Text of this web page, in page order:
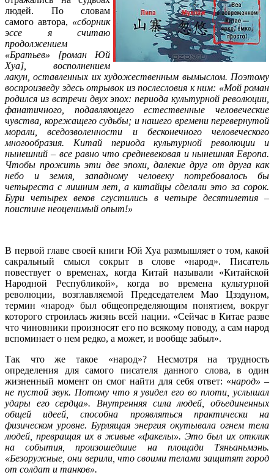
людей. По словам
самого автора, «сборник
эссе я считаю
продолжением
«Братьев» [роман Юй
Хуа], восполнением
лакун, оставленных их художественным вымыслом. Поэтому
воспроизведу здесь отрывок из послесловия к ним: «Мой роман
родился из встречи двух эпох: периода культурной революции,
фанатичного, подавляющего естественные человеческие
чувства, корежащего судьбы; и нашего времени перевернутой
морали, вседозволенности и бесконечного человеческого
многообразия. Китай периода культурной революции и
нынешний – все равно что средневековая и нынешняя Европа.
Чтобы прожить эти две эпохи, далекие друг от друга как
небо и земля, западному человеку потребовалось бы
четыреста с лишним лет, а китайцы сделали это за сорок.
Бури четырех веков сгустились в четыре десятилетия –
поистине неоценимый опыт!»
В первой главе своей книги Юй Хуа размышляет о том, какой
сакральный смысл сокрыт в слове «народ». Писатель
повествует о временах, когда Китай называли «Китайской
Народной Республикой», когда во времена культурной
революции, возглавляемой Председателем Мао Цзэдуном,
термин «народ» был общеопределяющим понятием, вокруг
которого строилась жизнь всей нации. «Сейчас в Китае разве
что чиновники произносят его по всякому поводу, а сам народ
вспоминает о нем редко, а может, и вообще забыл».
Так что же такое «народ»? Несмотря на трудность
определения для самого писателя данного слова, в один
жизненный момент он смог найти для себя ответ: «народ» –
не пустой звук. Потому что я увидел его во плоти, услышал
удары его сердца». Внутренняя сила людей, объединенных
общей идеей, способна проявляться практически на
физическом уровне. Бурлящая энергия окутывала огнем тела
людей, превращая их в живые «факелы». Это был их отклик
на события, произошедшие на площади Тяньаньмэнь.
«Безоружные, они верили, что своими телами защитят город
от солдат и танков».